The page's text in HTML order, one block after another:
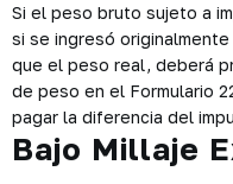
Si el peso bruto sujeto a
si se ingresó
que el peso real, deberá
de peso en el Formulario
pagar la diferencia del
Bajo Millaje